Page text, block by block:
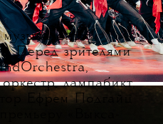
Перед зрителями
лампабикт,
Ефрем Подгайц